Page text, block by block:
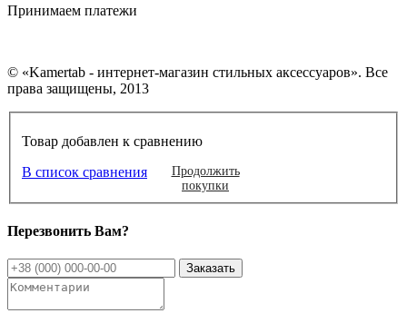
Принимаем платежи
© «Kamertab - интернет-магазин стильных аксессуаров». Все
права защищены, 2013
Товар добавлен к сравнению
В список сравнения
Продолжить
покупки
Перезвонить Вам?